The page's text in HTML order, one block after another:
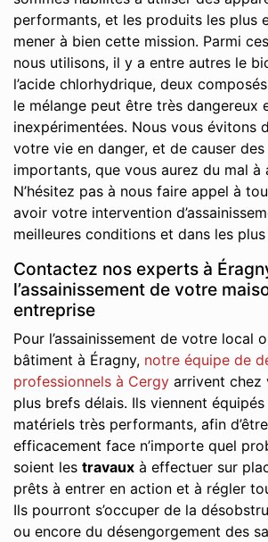
performants, et les produits les plus
mener à bien cette mission. Parmi
nous utilisons, il y a entre autres le
l’acide chlorhydrique, deux
le mélange peut être très dangereux
inexpérimentées. Nous vous évitons
votre vie en danger, et de causer
importants, que vous aurez du mal à
N’hésitez pas à nous faire appel à
avoir votre intervention
meilleures conditions et dans les
Contactez nos experts à
l’assainissement de votre
entreprise
Pour l’assainissement de votre local
bâtiment à Éragny, notre équipe de
professionnels à Cergy arrivent chez
plus brefs délais. Ils viennent
matériels très performants, afin
efficacement face n’importe quel
soient les travaux à effectuer sur
prêts à entrer en action et à régler
Ils pourront s’occuper de la
ou encore du désengorgement des